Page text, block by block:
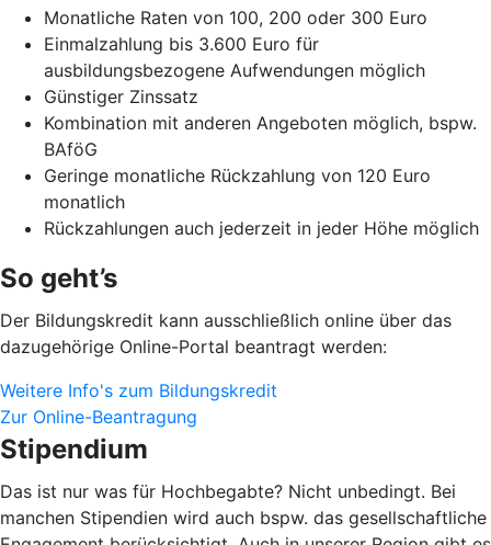
Monatliche Raten von 100, 200 oder 300 Euro
Einmalzahlung bis 3.600 Euro für
ausbildungsbezogene Aufwendungen möglich
Günstiger Zinssatz
Kombination mit anderen Angeboten möglich, bspw.
BAföG
Geringe monatliche Rückzahlung von 120 Euro
monatlich
Rückzahlungen auch jederzeit in jeder Höhe möglich
So geht’s
Der Bildungskredit kann ausschließlich online über das
dazugehörige Online-Portal beantragt werden:
Weitere Info's zum Bildungskredit
Zur Online-Beantragung
Stipendium
Das ist nur was für Hochbegabte? Nicht unbedingt. Bei
manchen Stipendien wird auch bspw. das gesellschaftliche